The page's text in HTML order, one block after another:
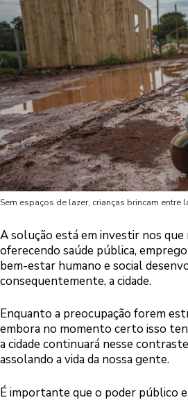
Sem espaços de lazer, crianças brincam entre
A solução está em investir nos que
oferecendo saúde pública,
bem-estar humano e social
consequentemente, a cidade.
Enquanto a preocupação forem
embora no momento certo isso
a cidade continuará nesse
assolando a vida da nossa gente.
É importante que o poder público e